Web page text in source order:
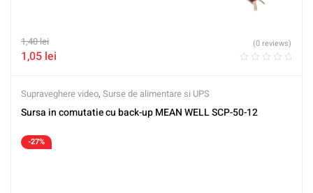
1,40lei
1,05 lei
(0 reviews)
Supraveghere video, Surse de alimentare si UPS
Sursa in comutatie cu back-up MEAN WELL SCP-50-12
-27%